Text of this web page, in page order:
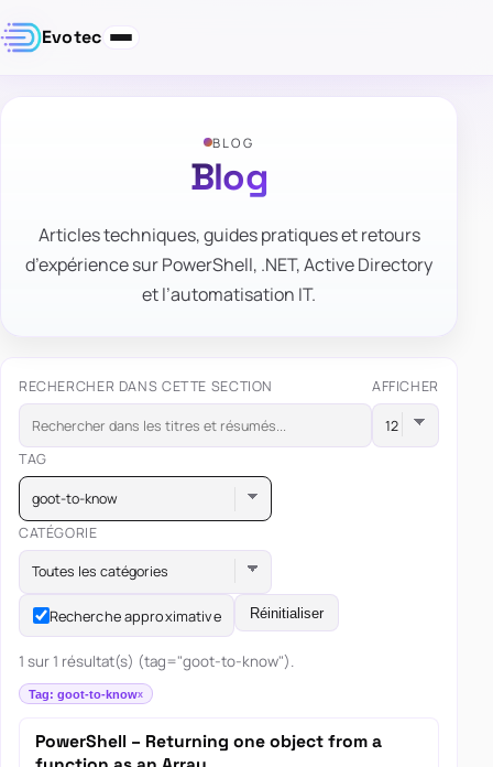
Evotec
BLOG
Blog
Articles techniques, guides pratiques et retours
d’expérience sur PowerShell, .NET, Active Directory
et l’automatisation IT.
RECHERCHER DANS CETTE SECTION AFFICHER
TAG
goot-to-know
CATÉGORIE
Toutes les catégories
Recherche approximative Réinitialiser
1 sur 1 résultat(s) (tag="goot-to-know").
Tag: goot-to-know
PowerShell – Returning one object from a